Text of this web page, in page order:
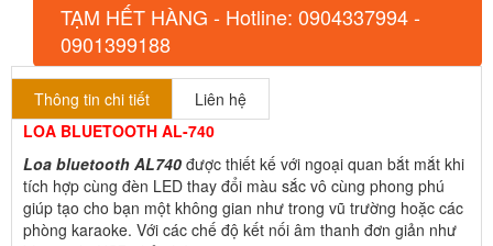
TẠM HẾT HÀNG - Hotline: 0904337994 -
0901399188
Thông tin chi tiết
Liên hệ
LOA BLUETOOTH AL-740
Loa bluetooth AL740 được thiết kế với ngoại quan bắt mắt khi
tích hợp cùng đèn LED thay đổi màu sắc vô cùng phong phú
giúp tạo cho bạn một không gian như trong vũ trường hoặc các
phòng karaoke. Với các chế độ kết nối âm thanh đơn giản như